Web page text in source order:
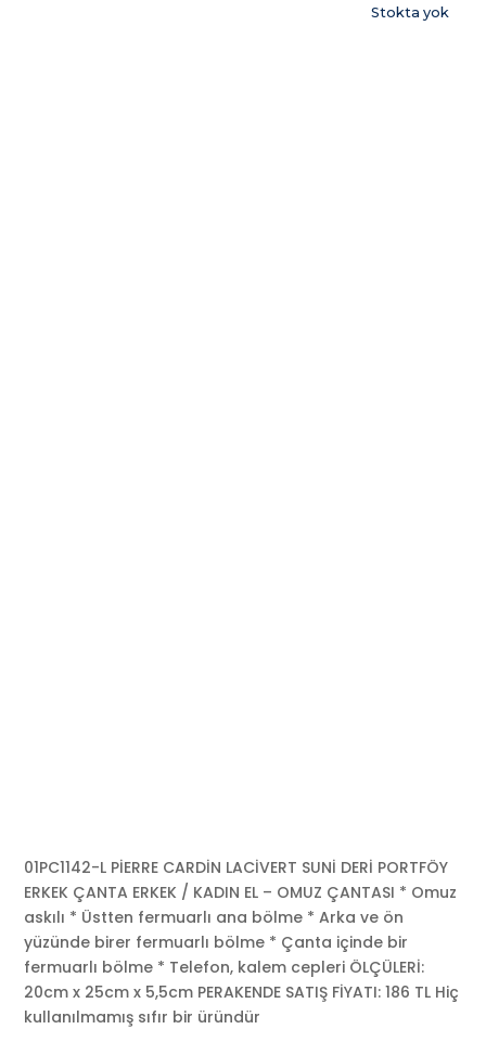
Stokta yok
01PC1142-L PİERRE CARDİN LACİVERT SUNİ DERİ PORTFÖY
ERKEK ÇANTA ERKEK / KADIN EL – OMUZ ÇANTASI * Omuz
askılı * Üstten fermuarlı ana bölme * Arka ve ön
yüzünde birer fermuarlı bölme * Çanta içinde bir
fermuarlı bölme * Telefon, kalem cepleri ÖLÇÜLERİ:
20cm x 25cm x 5,5cm PERAKENDE SATIŞ FİYATI: 186 TL Hiç
kullanılmamış sıfır bir üründür